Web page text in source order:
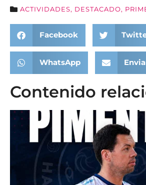
ACTIVIDADES, DESTACADO,
Facebook
WhatsApp
Contenido